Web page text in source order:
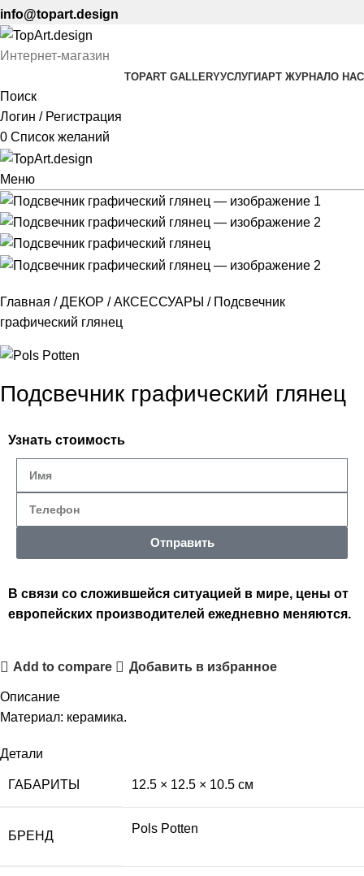
info@topart.design
Интернет-магазин
TOPART GALLERYУСЛУГИАРТ ЖУРНАЛО НАС
Поиск
Логин / Регистрация
0 Список желаний
Меню
Главная ДЕКОР АКСЕССУАРЫ
Подсвечник
графический глянец
Подсвечник графический глянец
Узнать стоимость
Отправить
В связи со сложившейся ситуацией в мире, цены от
европейских производителей ежедневно меняются.
Add to compare Добавить в избранное
Описание
Материал: керамика.
Детали
ГАБАРИТЫ 12.5 × 12.5 × 10.5 см
БРЕНД
Pols Potten